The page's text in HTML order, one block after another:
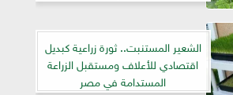
الشعير المستنبت.. ثورة زراعية كبديل
اقتصادي للأعلاف ومستقبل الزراعة
المستدامة في مصر